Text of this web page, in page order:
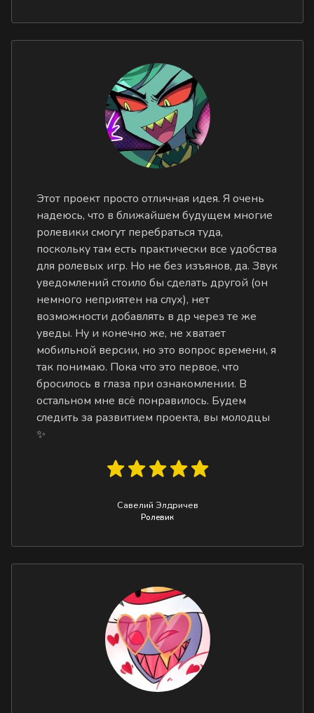
Этот проект просто отличная идея. Я очень
надеюсь, что в ближайшем будущем многие
ролевики смогут перебраться туда,
поскольку там есть практически все удобства
для ролевых игр. Но не без изъянов, да. Звук
уведомлений стоило бы сделать другой (он
немного неприятен на слух), нет
возможности добавлять в др через те же
уведы. Ну и конечно же, не хватает
мобильной версии, но это вопрос времени, я
так понимаю. Пока что это первое, что
бросилось в глаза при ознакомлении. В
остальном мне всё понравилось. Будем
следить за развитием проекта, вы молодцы
✨
Савелий Элдричев
Ролевик